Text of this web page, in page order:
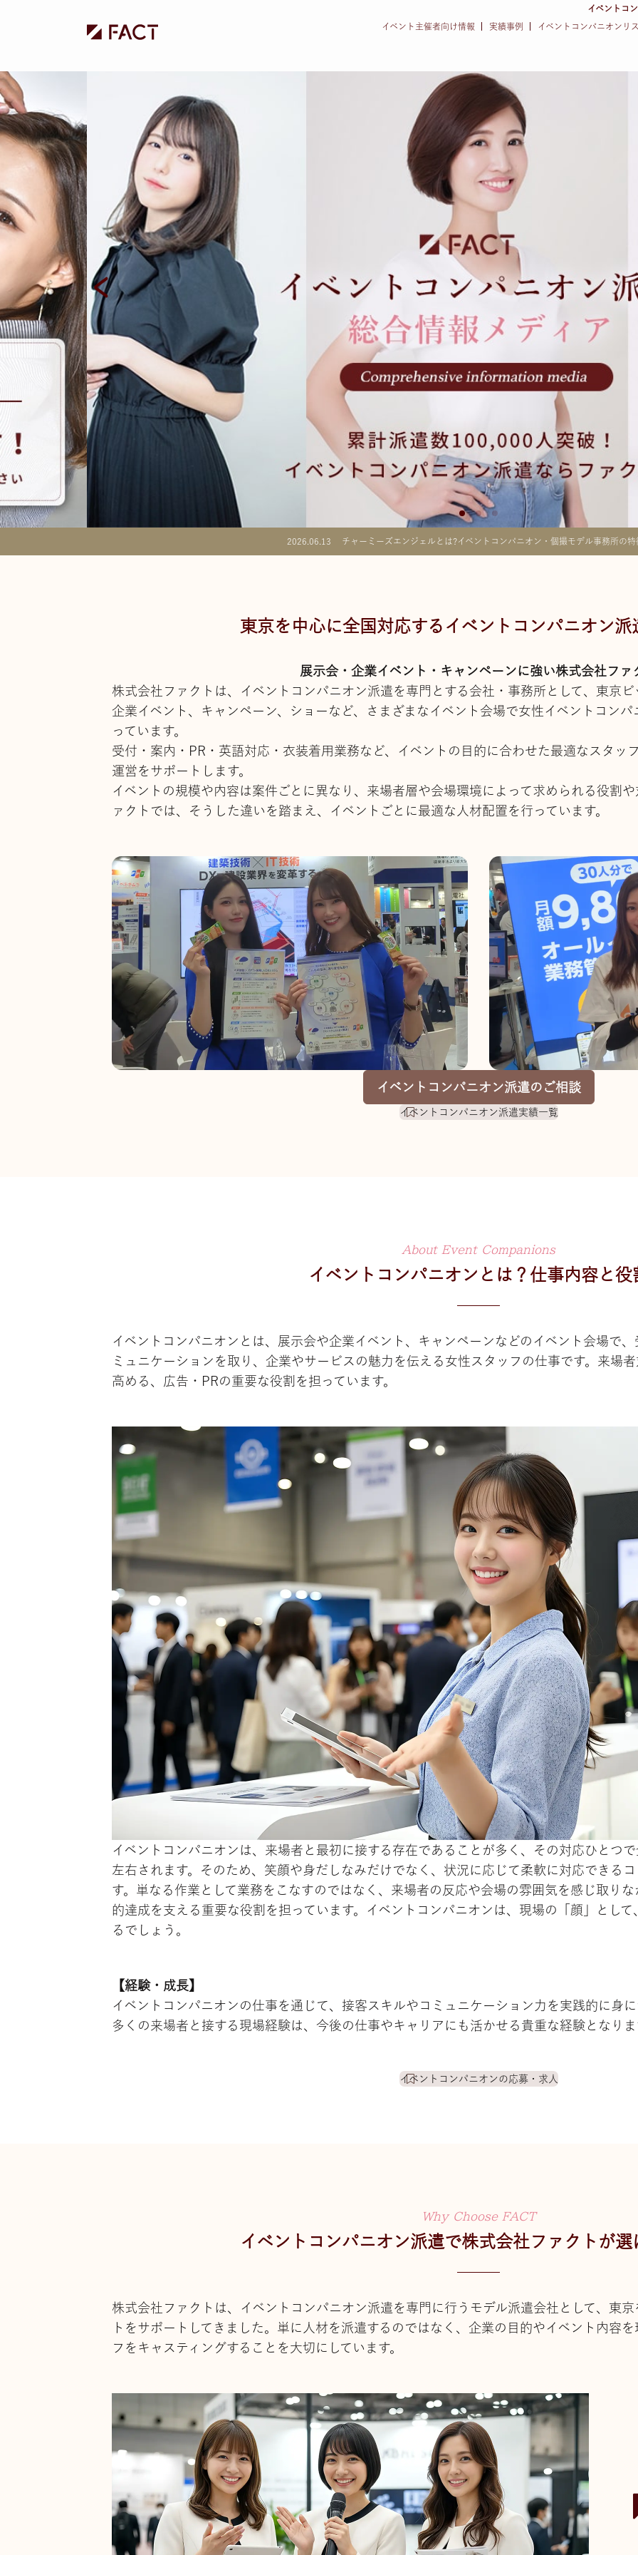
イベントコ
イベント主催者向け情報 実績事例 イベントコンパニオンリ
2026.06.13 チャーミーズエンジェルとは?イベントコンパニオン・個撮モデル事務所の特
東京を中心に全国対応するイベントコンパニオン派
展示会・企業イベント・キャンペーンに強い株式会社ファ
株式会社ファクトは、イベントコンパニオン派遣を専門とする会社・事務所として、東京
企業イベント、キャンペーン、ショーなど、さまざまなイベント会場で女性イベントコン
っています。
受付・案内・PR・英語対応・衣装着用業務など、イベントの目的に合わせた最適なスタッ
運営をサポートします。
イベントの規模や内容は案件ごとに異なり、来場者層や会場環境によって求められる役割
ァクトでは、そうした違いを踏まえ、イベントごとに最適な人材配置を行っています。
イベントコンパニオン派遣のご相談
イベントコンパニオン派遣実績一覧
About Event Companions
イベントコンパニオンとは？ 仕事内容と役
イベントコンパニオンとは、展示会や企業イベント、キャンペーンなどのイベント会場で
ミュニケーションを取り、企業やサービスの魅力を伝える女性スタッフの仕事です。来場
高める、広告・PRの重要な役割を担っています。
イベントコンパニオンは、来場者と最初に接する存在であることが多く、その対応ひとつ
左右されます。そのため、笑顔や身だしなみだけでなく、状況に応じて柔軟に対応できる
す。単なる作業として業務をこなすのではなく、来場者の反応や会場の雰囲気を感じ取り
的達成を支える重要な役割を担っています。イベントコンパニオンは、現場の「顔」とし
るでしょう。
【経験・成長】
イベントコンパニオンの仕事を通じて、接客スキルやコミュニケーション力を実践的に身
多くの来場者と接する現場経験は、今後の仕事やキャリアにも活かせる貴重な経験となりま
イベントコンパニオンの応募・求人
Why Choose FACT
イベントコンパニオン派遣で株式会社ファクトが選
株式会社ファクトは、イベントコンパニオン派遣を専門に行うモデル派遣会社として、東
トをサポートしてきました。単に人材を派遣するのではなく、企業の目的やイベント内容
フをキャスティングすることを大切にしています。